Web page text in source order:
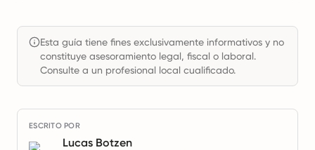
Esta guía tiene fines exclusivamente informativos y no
constituye asesoramiento legal, fiscal o laboral.
Consulte a un profesional local cualificado.
ESCRITO POR
Lucas Botzen